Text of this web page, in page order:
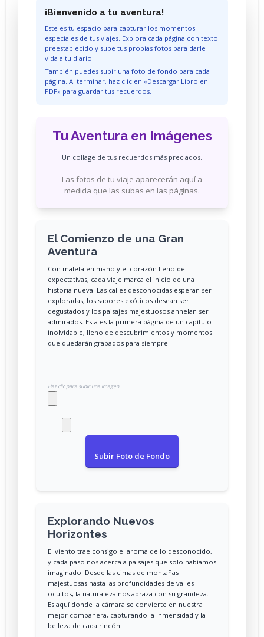
El Retorno (Guaviare)
San José del Guaviare (Guaviare)
Quetame (Cundinamarca)
Choachí (Cundinamarca)
Belalcázar (Caldas)
Inírida (Guanía)
Ciénega (Boyacá)
¡Bienvenido a tu aventura!
Este es tu espacio para capturar los momentos
especiales de tus viajes. Explora cada página con texto
preestablecido y sube tus propias fotos para darle
vida a tu diario.
También puedes subir una foto de fondo para cada
página. Al terminar, haz clic en «Descargar Libro en
PDF» para guardar tus recuerdos.
Tu Aventura en Imágenes
Un collage de tus recuerdos más preciados.
Las fotos de tu viaje aparecerán aquí a
medida que las subas en las páginas.
El Comienzo de una Gran
Aventura
Con maleta en mano y el corazón lleno de
expectativas, cada viaje marca el inicio de una
historia nueva. Las calles desconocidas esperan ser
exploradas, los sabores exóticos desean ser
degustados y los paisajes majestuosos anhelan ser
admirados. Esta es la primera página de un capítulo
inolvidable, lleno de descubrimientos y momentos
que quedarán grabados para siempre.
Haz clic para subir una imagen
Subir Foto de Fondo
Explorando Nuevos
Horizontes
El viento trae consigo el aroma de lo desconocido,
y cada paso nos acerca a paisajes que solo habíamos
imaginado. Desde las cimas de montañas
majestuosas hasta las profundidades de valles
ocultos, la naturaleza nos abraza con su grandeza.
Es aquí donde la cámara se convierte en nuestra
mejor compañera, capturando la inmensidad y la
belleza de cada rincón.